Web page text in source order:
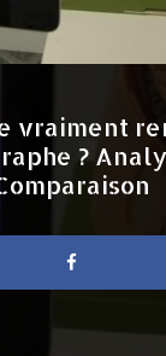
vraiment
?